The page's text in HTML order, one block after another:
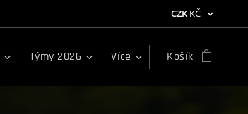
CZK KČ
Týmy 2026 Více Košík